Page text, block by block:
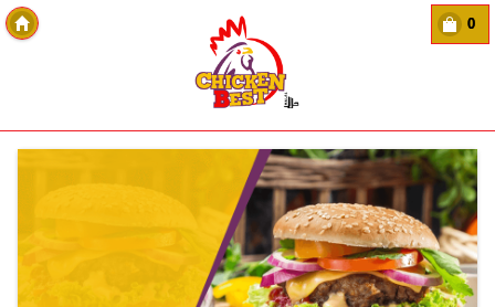
0
Copyright Des-click